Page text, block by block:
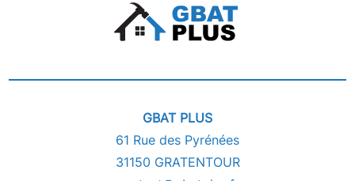
GBAT PLUS
61 Rue des Pyrénées
31150 GRATENTOUR